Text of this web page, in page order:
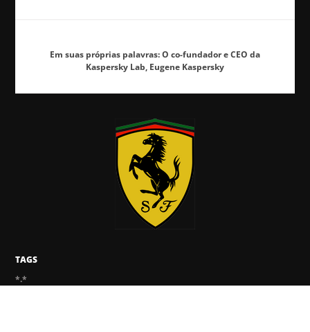
Em suas próprias palavras: O co-fundador e CEO da
Kaspersky Lab, Eugene Kaspersky
TAGS
*.*